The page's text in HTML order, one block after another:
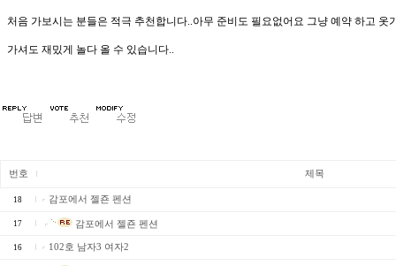
처음 가보시는 분들은 적극 추천합니다..아무 준비도 필요없어요 그냥 예약 하고 옷
가셔도 재밌게 놀다 올 수 있습니다..
번호 제목
18 감포에서 젤죤 펜션
17 감포에서 젤죤 펜션
16 102호 남자3 여자2